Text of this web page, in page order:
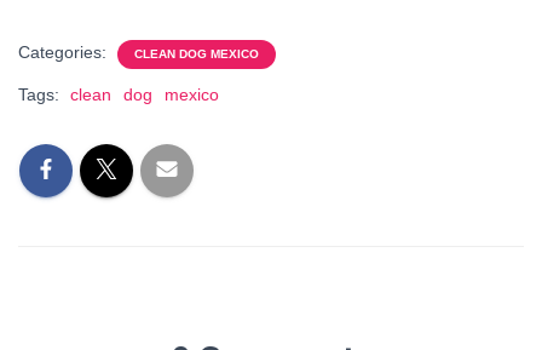
Categories: CLEAN DOG MEXICO
Tags: clean dog mexico